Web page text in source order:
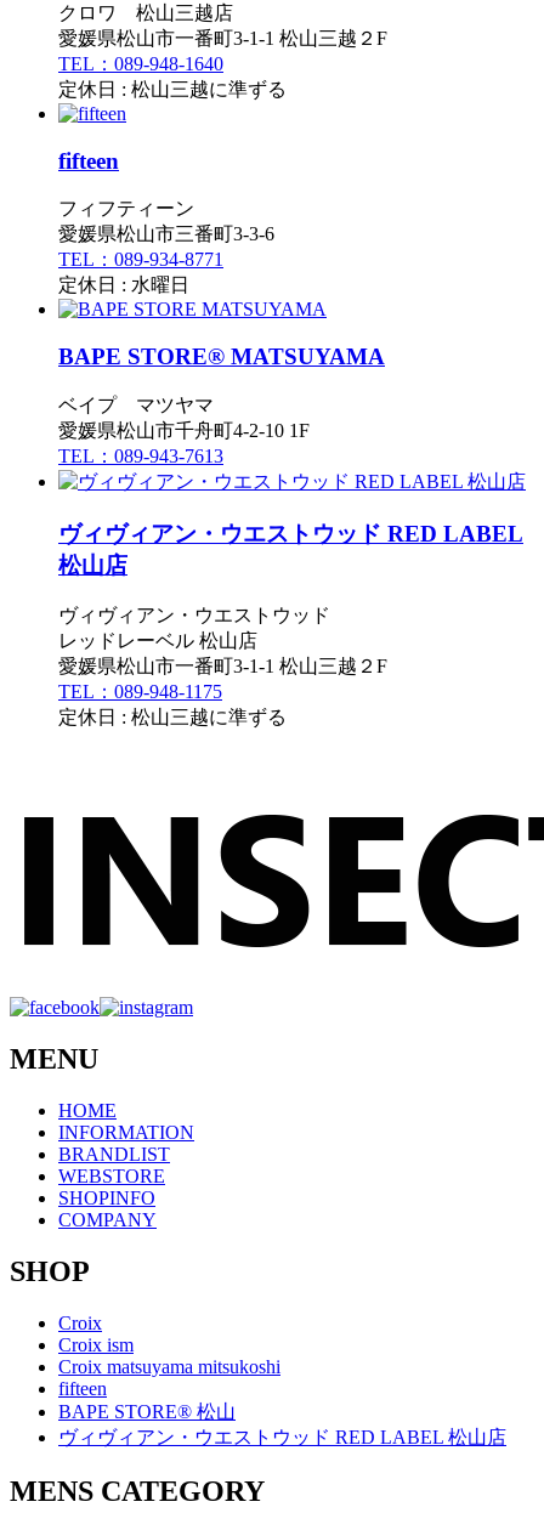
クロワ 松山三越店
愛媛県松山市一番町3-1-1 松山三越２F
TEL：089-948-1640
定休日 : 松山三越に準ずる
fifteen
フィフティーン
愛媛県松山市三番町3-3-6
TEL：089-934-8771
定休日 : 水曜日
BAPE STORE® MATSUYAMA
ベイプ マツヤマ
愛媛県松山市千舟町4-2-10 1F
TEL：089-943-7613
ヴィヴィアン・ウエストウッド RED LABEL
松山店
ヴィヴィアン・ウエストウッド
レッドレーベル 松山店
愛媛県松山市一番町3-1-1 松山三越２F
TEL：089-948-1175
定休日 : 松山三越に準ずる
MENU
HOME
INFORMATION
BRANDLIST
WEBSTORE
SHOPINFO
COMPANY
SHOP
Croix
Croix ism
Croix matsuyama mitsukoshi
fifteen
BAPE STORE® 松山
ヴィヴィアン・ウエストウッド RED LABEL 松山店
MENS CATEGORY